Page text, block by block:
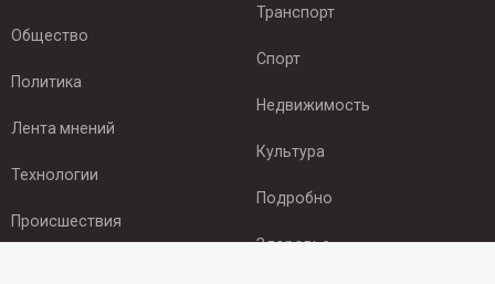
Общество
Политика
Лента мнений
Технологии
Происшествия
Транспорт
Спорт
Недвижимость
Культура
Подробно
Здоровье